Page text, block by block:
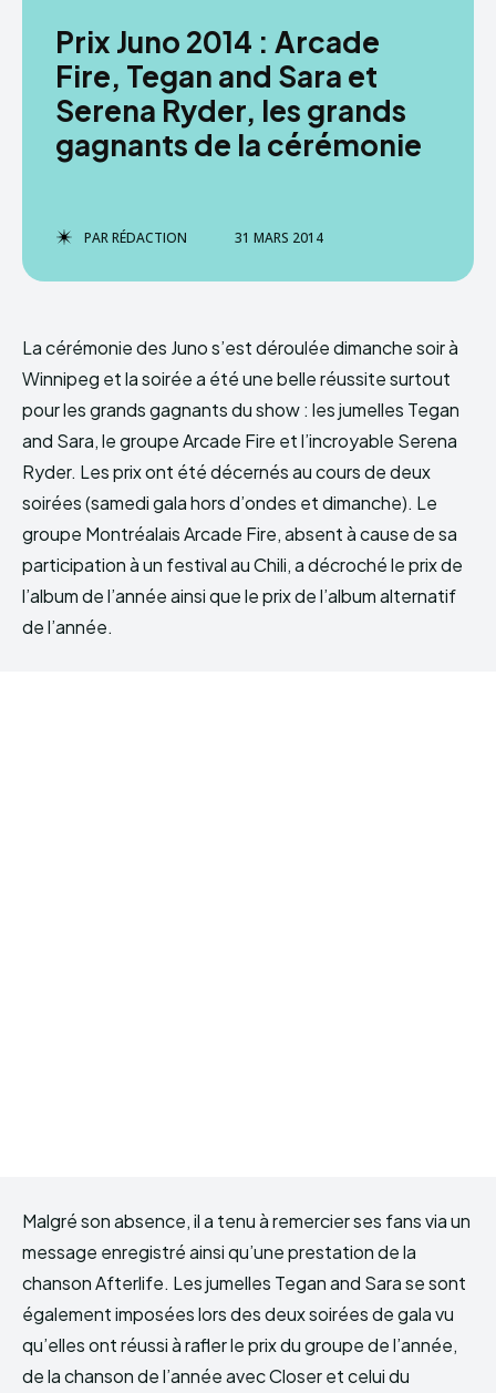
Prix Juno 2014 : Arcade
Fire, Tegan and Sara et
Serena Ryder, les grands
gagnants de la cérémonie
PARRÉDACTION 31 MARS 2014
La cérémonie des Juno s’est déroulée dimanche soir à
Winnipeg et la soirée a été une belle réussite surtout
pour les grands gagnants du show : les jumelles Tegan
and Sara, le groupe Arcade Fire et l’incroyable Serena
Ryder. Les prix ont été décernés au cours de deux
soirées (samedi gala hors d’ondes et dimanche). Le
groupe Montréalais Arcade Fire, absent à cause de sa
participation à un festival au Chili, a décroché le prix de
l’album de l’année ainsi que le prix de l’album alternatif
de l’année.
Malgré son absence, il a tenu à remercier ses fans via un
message enregistré ainsi qu’une prestation de la
chanson Afterlife. Les jumelles Tegan and Sara se sont
également imposées lors des deux soirées de gala vu
qu’elles ont réussi à rafler le prix du groupe de l’année,
de la chanson de l’année avec Closer et celui du